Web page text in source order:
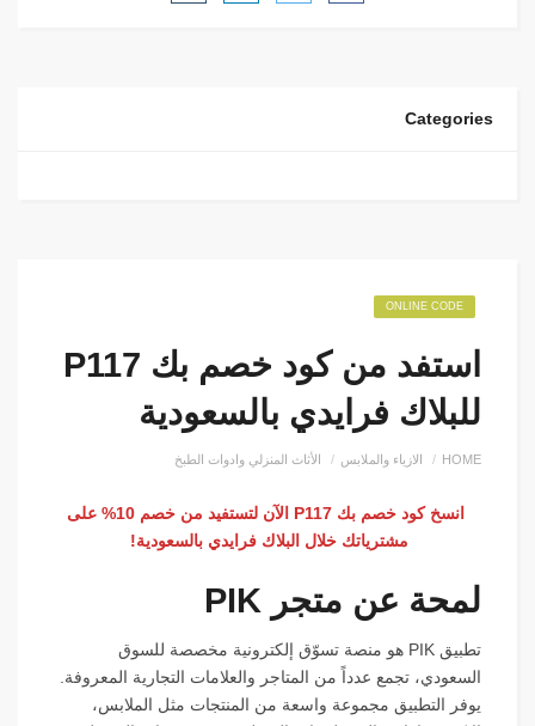
Categories
ONLINE CODE
استفد من كود خصم بك P117
للبلاك فرايدي بالسعودية
HOME الازياء والملابس الأثاث المنزلي وادوات الطبخ
انسخ كود خصم بك P117 الآن لتستفيد من خصم 10% على
مشترياتك خلال البلاك فرايدي بالسعودية!
لمحة عن متجر PIK
تطبيق PIK هو منصة تسوّق إلكترونية مخصصة للسوق
السعودي، تجمع عدداً من المتاجر والعلامات التجارية المعروفة.
يوفر التطبيق مجموعة واسعة من المنتجات مثل الملابس،